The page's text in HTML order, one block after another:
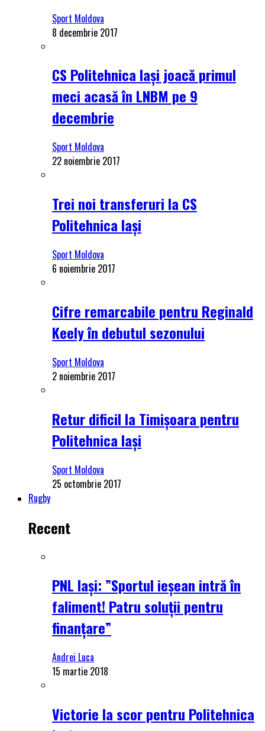
Sport Moldova
8 decembrie 2017
CS Politehnica Iași joacă primul
meci acasă în LNBM pe 9
decembrie
Sport Moldova
22 noiembrie 2017
Trei noi transferuri la CS
Politehnica Iași
Sport Moldova
6 noiembrie 2017
Cifre remarcabile pentru Reginald
Keely în debutul sezonului
Sport Moldova
2 noiembrie 2017
Retur dificil la Timișoara pentru
Politehnica Iași
Sport Moldova
25 octombrie 2017
Rugby
Recent
PNL Iași: ”Sportul ieșean intră în
faliment! Patru soluții pentru
finanțare”
Andrei Luca
15 martie 2018
Victorie la scor pentru Politehnica